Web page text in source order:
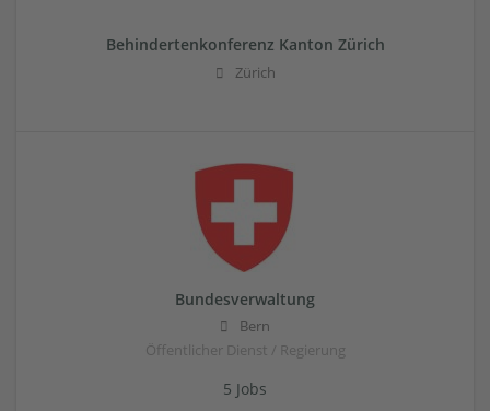
Behindertenkonferenz Kanton Zürich
Zürich
Bundesverwaltung
Bern
Öffentlicher Dienst / Regierung
5 Jobs